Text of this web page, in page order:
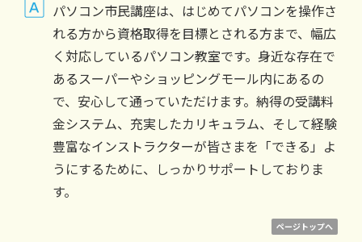
パソコン市民講座は、はじめてパソコンを操作さ
れる方から資格取得を目標とされる方まで、幅広
く対応しているパソコン教室です。身近な存在で
あるスーパーやショッピングモール内にあるの
で、安心して通っていただけます。納得の受講料
金システム、充実したカリキュラム、そして経験
豊富なインストラクターが皆さまを「できる」よ
うにするために、しっかりサポートしておりま
す。
ページトップへ